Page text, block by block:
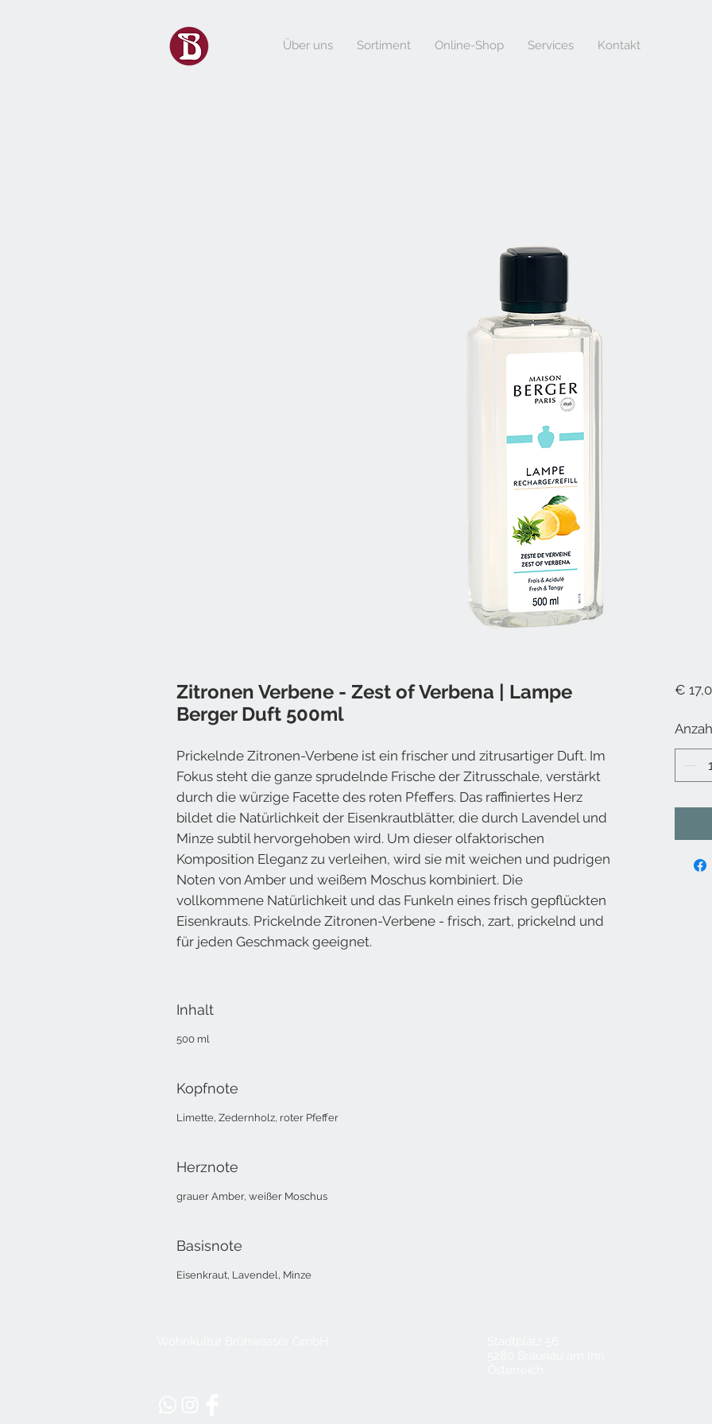
Über uns Sortiment Online-Shop Services Kontakt
Zitronen Verbene - Zest of Verbena | Lampe
Berger Duft 500ml
Prickelnde Zitronen-Verbene ist ein frischer und zitrusartiger Duft. Im
Fokus steht die ganze sprudelnde Frische der Zitrusschale, verstärkt
durch die würzige Facette des roten Pfeffers. Das raffiniertes Herz
bildet die Natürlichkeit der Eisenkrautblätter, die durch Lavendel und
Minze subtil hervorgehoben wird. Um dieser olfaktorischen
Komposition Eleganz zu verleihen, wird sie mit weichen und pudrigen
Noten von Amber und weißem Moschus kombiniert. Die
vollkommene Natürlichkeit und das Funkeln eines frisch gepflückten
Eisenkrauts. Prickelnde Zitronen-Verbene - frisch, zart, prickelnd und
für jeden Geschmack geeignet.
Inhalt
500 ml
Kopfnote
Limette, Zedernholz, roter Pfeffer
Herznote
grauer Amber, weißer Moschus
Basisnote
Eisenkraut, Lavendel, Minze
€